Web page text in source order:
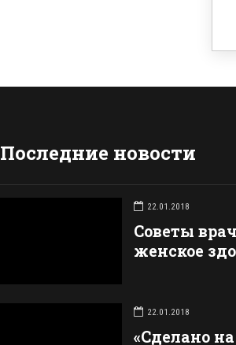
Последние новости
22.01.2018
Советы
женское
22.01.2018
«Сделано